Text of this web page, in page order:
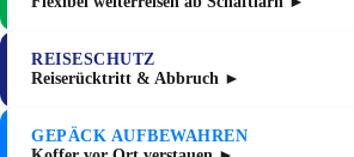
REISESCHUTZ
Reiserücktritt & Abbruch ►
GEPÄCK AUFBEWAHREN